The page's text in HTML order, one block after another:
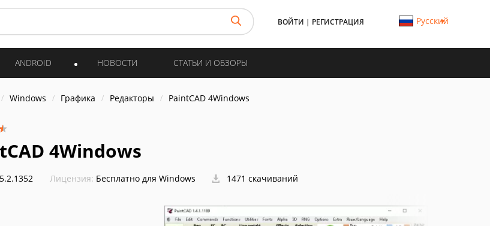
ВОЙТИ | РЕГИСТРАЦИЯ Русский
ANDROID НОВОСТИ СТАТЬИ И ОБЗОРЫ
Windows Графика Редакторы PaintCAD 4Windows
4Windows
Лицензия: Бесплатно для Windows 1471 скачиваний